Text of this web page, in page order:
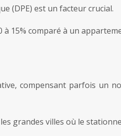
(DPE) est un facteur crucial.
comparé à un
compensant parfois un
grandes villes où le